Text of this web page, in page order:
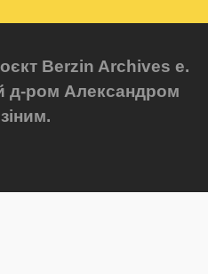
Berzin Archives e.
д-ром Александром